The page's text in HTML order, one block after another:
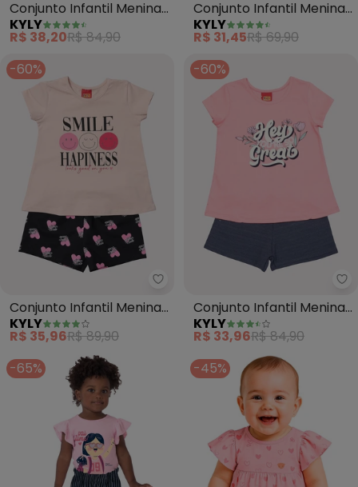
Conjunto Infantil Menina
Ursinho (Rosa)
KYLY
R$ 38,20R$ 84,90
Conjunto Infantil Menina
Melancia (Rosa)
KYLY
R$ 31,45R$ 69,90
-60%
Kyly - Conjunto Infantil Menina
Conjunto Infantil Menina
Smile (Rosa)
KYLY
R$ 35,96R$ 89,90
-60%
Conjunto Infantil Menina
Lettering (Rosa)
KYLY
R$ 33,96R$ 84,90
-65%
-45%